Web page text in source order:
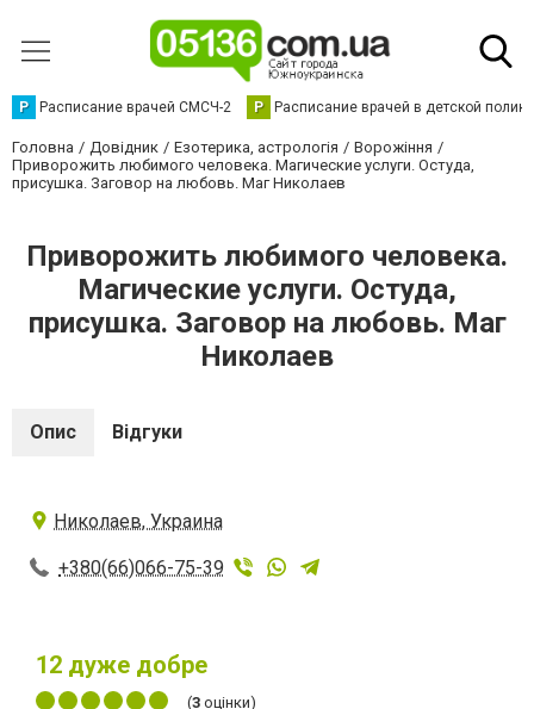
Р Расписание врачей СМСЧ-2 Р Расписание врачей в детской
Головна Довідник Езотерика, астрологія
Ворожіння
Приворожить любимого человека. Магические услуги. Остуда,
присушка. Заговор на любовь. Маг Николаев
Приворожить любимого человека.
Магические услуги. Остуда,
присушка. Заговор на любовь. Маг
Николаев
Опис Відгуки
Николаев, Украина
+380(66)066-75-39
12 дуже добре
(3 оцінки)